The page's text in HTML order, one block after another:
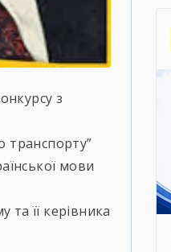
з
транспорту”
мови
її керівника